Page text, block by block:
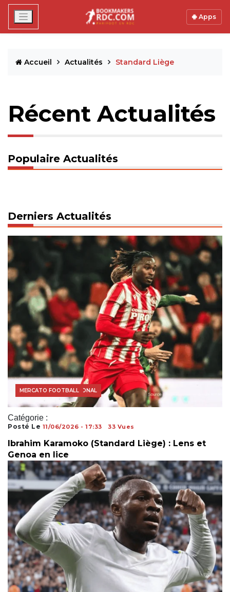
Apps
Accueil Actualités Standard Liège
Récent Actualités
Populaire Actualités
Derniers Actualités
Catégorie :
ACTUALITÉS FOOTBALL
FOOTBALL INTERNATIONAL
MERCATO FOOTBALL
Posté Le 11/06/2026 - 17:33 33 Vues
Ibrahim Karamoko (Standard Liège) : Lens et
Genoa en lice